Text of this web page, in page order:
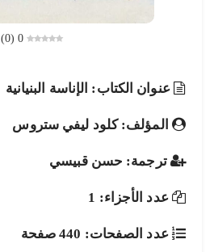
0
(
0
)
عنوان الكتاب: الإناسة البنيانية
المؤلف: كلود ليفي ستروس
ترجمة: حسن قبيسي
عدد الأجزاء: 1
عدد الصفحات: 440 صفحة